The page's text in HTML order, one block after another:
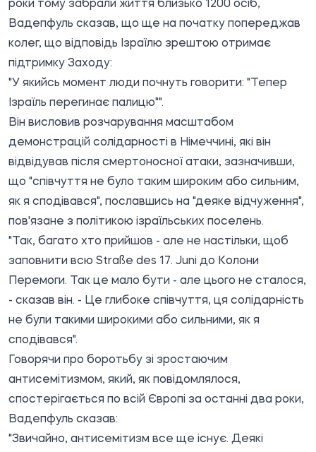
роки тому забрали життя близько 1200 осіб,
Вадепфуль сказав, що ще на початку попереджав
колег, що відповідь Ізраїлю зрештою отримає
підтримку Заходу:
"У якийсь момент люди почнуть говорити: "Тепер
Ізраїль перегинає палицю"".
Він висловив розчарування масштабом
демонстрацій солідарності в Німеччині, які він
відвідував після смертоносної атаки, зазначивши,
що "співчуття не було таким широким або сильним,
як я сподівався", пославшись на "деяке відчуження",
пов'язане з політикою ізраїльських поселень.
"Так, багато хто прийшов - але не настільки, щоб
заповнити всю Straße des 17. Juni до Колони
Перемоги. Так це мало бути - але цього не сталося,
- сказав він. - Це глибоке співчуття, ця солідарність
не були такими широкими або сильними, як я
сподівався".
Говорячи про боротьбу зі зростаючим
антисемітизмом, який, як повідомлялося,
спостерігається по всій Європі за останні два роки,
Вадепфуль сказав:
"Звичайно, антисемітизм все ще існує. Деякі